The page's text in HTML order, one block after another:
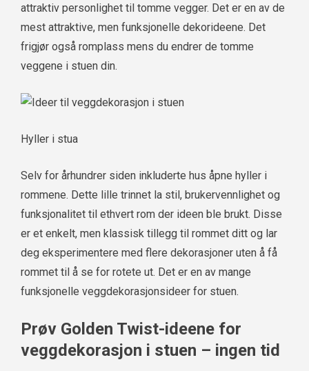
attraktiv personlighet til tomme vegger. Det er en av de
mest attraktive, men funksjonelle dekorideene. Det
frigjør også romplass mens du endrer de tomme
veggene i stuen din.
Hyller i stua
Selv for århundrer siden inkluderte hus åpne hyller i
rommene. Dette lille trinnet la stil, brukervennlighet og
funksjonalitet til ethvert rom der ideen ble brukt. Disse
er et enkelt, men klassisk tillegg til rommet ditt og lar
deg eksperimentere med flere dekorasjoner uten å få
rommet til å se for rotete ut. Det er en av mange
funksjonelle veggdekorasjonsideer for stuen.
Prøv Golden Twist-ideene for
veggdekorasjon i stuen – ingen tid